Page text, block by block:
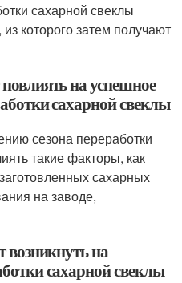
сахарной свеклы
которого затем получают
на успешное
сахарной свеклы
сезона переработки
такие факторы, как
сахарных
на заводе,
возникнуть на
сахарной свеклы